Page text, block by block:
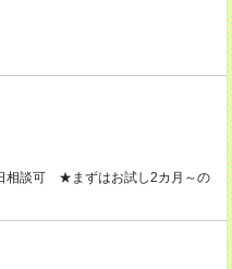
相談可 ★まずはお試し2カ月～の